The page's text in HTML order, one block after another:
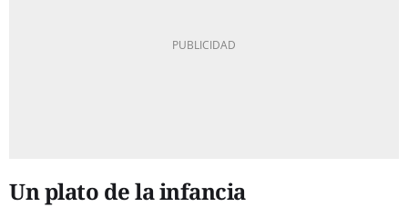
Un plato de la infancia